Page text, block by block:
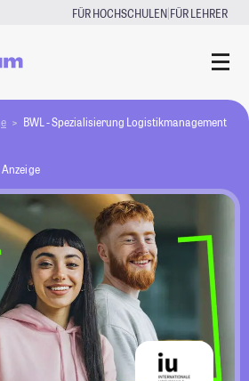
FÜR HOCHSCHULEN|FÜR LEHRER
BWL - Spezialisierung Logistikmanagement
Anzeige